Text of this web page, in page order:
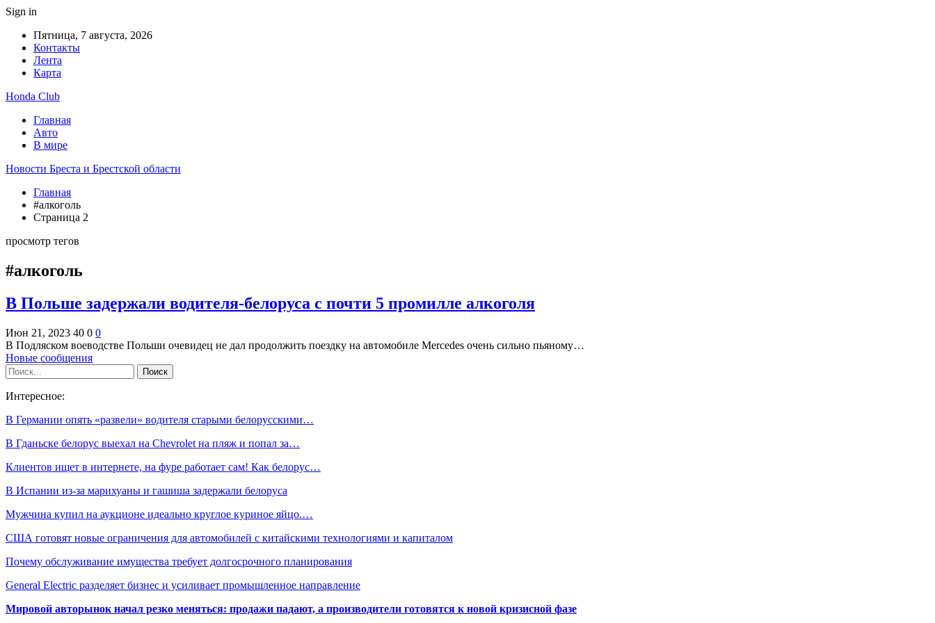
Sign in
Пятница, 7 августа, 2026
Контакты
Лента
Карта
Honda Club
Главная
Авто
В мире
Новости Бреста и Брестской области
Главная
#алкоголь
Страница 2
просмотр тегов
#алкоголь
В Польше задержали водителя-белоруса с почти 5 промилле алкоголя
Июн 21, 2023 40 0 0
В Подляском воеводстве Польши очевидец не дал продолжить поездку на автомобиле Mercedes очень сильно пьяному…
Новые сообщения
Интересное:
В Германии опять «развели» водителя старыми белорусскими…
В Гданьске белорус выехал на Chevrolet на пляж и попал за…
Клиентов ищет в интернете, на фуре работает сам! Как белорус…
В Испании из-за марихуаны и гашиша задержали белоруса
Мужчина купил на аукционе идеально круглое куриное яйцо.…
США готовят новые ограничения для автомобилей с китайскими технологиями и капиталом
Почему обслуживание имущества требует долгосрочного планирования
General Electric разделяет бизнес и усиливает промышленное направление
Мировой авторынок начал резко меняться: продажи падают, а производители готовятся к новой кризисной фазе